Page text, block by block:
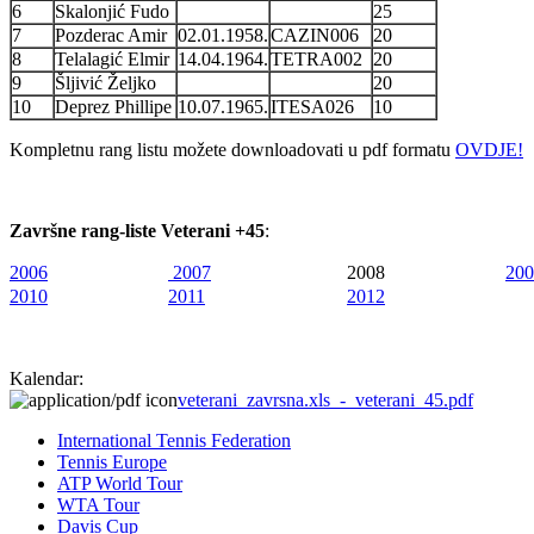
6 Skalonjić Fudo
25
7
Pozderac Amir 02.01.1958.CAZIN006
20
8
Telalagić Elmir 14.04.1964.TETRA002
20
9
Šljivić Željko
20
10
Deprez Phillipe 10.07.1965.ITESA026 10
Kompletnu rang listu možete downloadovati u pdf formatu OVDJE!
Završne rang-liste Veterani +45:
2006 2007 2008
2010
2011 2012
Kalendar:
veterani_zavrsna.xls_-_veterani_45.pdf
International Tennis Federation
Tennis Europe
ATP World Tour
WTA Tour
Davis Cup